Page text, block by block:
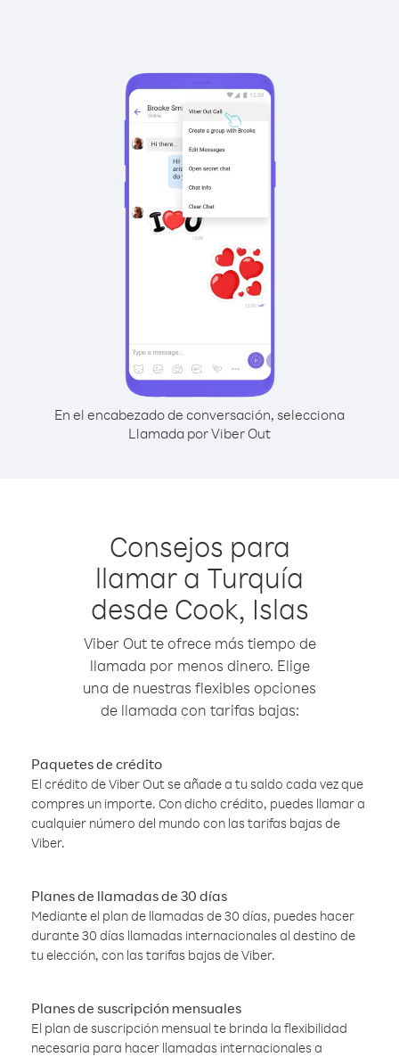
En el encabezado de conversación, selecciona
Llamada por Viber Out
Consejos para
llamar a Turquía
desde Cook, Islas
Viber Out te ofrece más tiempo de
llamada por menos dinero. Elige
una de nuestras flexibles opciones
de llamada con tarifas bajas:
Paquetes de crédito
El crédito de Viber Out se añade a tu saldo cada vez que
compres un importe. Con dicho crédito, puedes llamar a
cualquier número del mundo con las tarifas bajas de
Viber.
Planes de llamadas de 30 días
Mediante el plan de llamadas de 30 días, puedes hacer
durante 30 días llamadas internacionales al destino de
tu elección, con las tarifas bajas de Viber.
Planes de suscripción mensuales
El plan de suscripción mensual te brinda la flexibilidad
necesaria para hacer llamadas internacionales a